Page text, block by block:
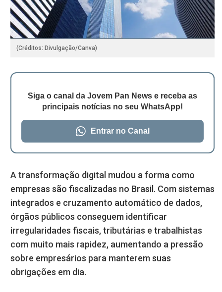
(Créditos: Divulgação/Canva)
Siga o canal da Jovem Pan News e receba as
principais notícias no seu WhatsApp!
Entrar no Canal
A transformação digital mudou a forma como
empresas são fiscalizadas no Brasil. Com sistemas
integrados e cruzamento automático de dados,
órgãos públicos conseguem identificar
irregularidades fiscais, tributárias e trabalhistas
com muito mais rapidez, aumentando a pressão
sobre empresários para manterem suas
obrigações em dia.